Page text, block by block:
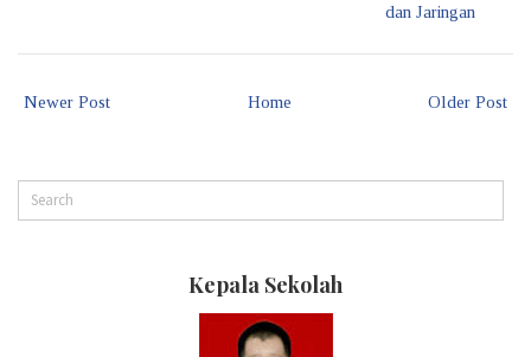
dan Jaringan
Newer Post Older Post
Home
Kepala Sekolah